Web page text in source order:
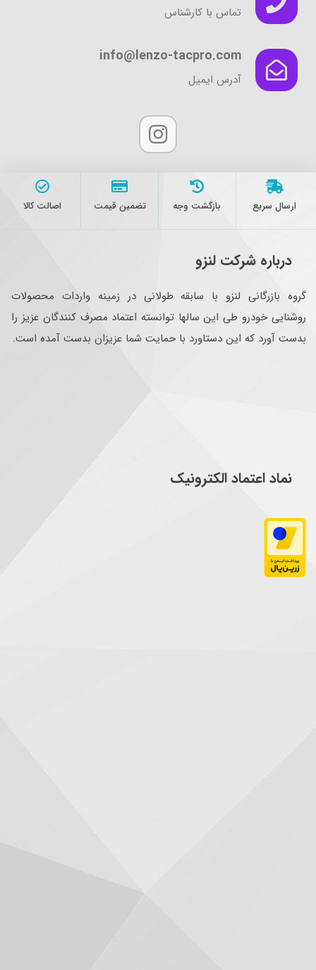
تماس با کارشناس
info@lenzo-tacpro.com
آدرس ایمیل
ارسال سریع بازگشت وجه تضمین قیمت اصالت کالا
درباره شرکت لنزو
گروه بازرگانی لنزو با سابقه طولانی در زمینه واردات محصولات
روشنایی خودرو طی این سالها توانسته اعتماد مصرف کنندگان عزیز را
بدست آورد که این دستاورد با حمایت شما عزیزان بدست آمده است.
نماد اعتماد الکترونیک